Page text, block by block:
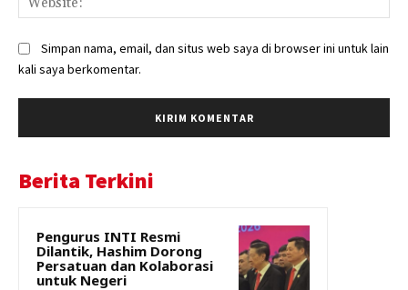
Simpan nama, email, dan situs web saya di browser ini untuk lain
kali saya berkomentar.
Berita Terkini
Pengurus INTI Resmi
Dilantik, Hashim Dorong
Persatuan dan Kolaborasi
untuk Negeri